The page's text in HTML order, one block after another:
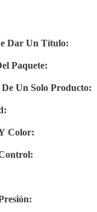
Dar Un Título:
Paquete:
De Un Solo Producto:
Color: